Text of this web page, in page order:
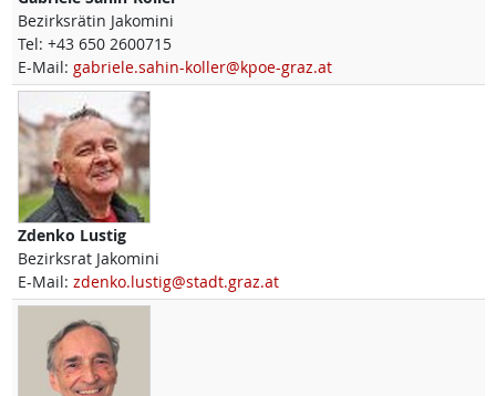
Bezirksrätin Jakomini
Tel: +43 650 2600715
E-Mail: gabriele.sahin-koller@kpoe-graz.at
Zdenko Lustig
Bezirksrat Jakomini
E-Mail: zdenko.lustig@stadt.graz.at